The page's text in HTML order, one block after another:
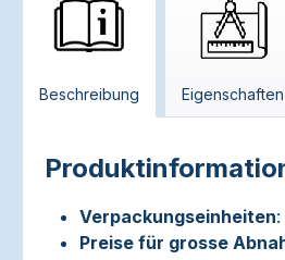
Beschreibung Eigenschaften
Verpackungseinheiten
Preise für grosse